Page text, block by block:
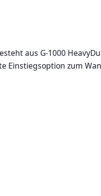
aus G-1000
Einstiegsoption zum